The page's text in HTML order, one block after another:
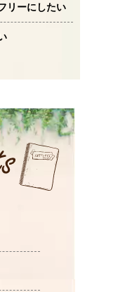
リーにしたい